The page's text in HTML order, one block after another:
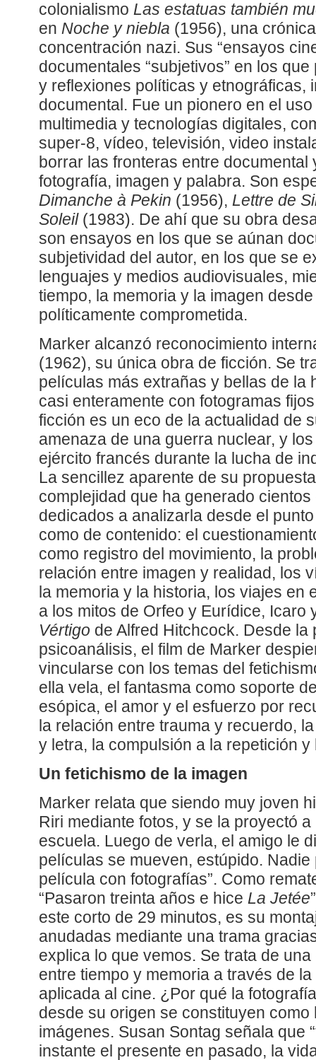
colonialismo Las estatuas también
en Noche y niebla (1956), una
concentración nazi. Sus “ensayos
documentales “subjetivos” en los
y reflexiones políticas y etnográficas,
documental. Fue un pionero en el
multimedia y tecnologías digitales,
super-8, vídeo, televisión, video
borrar las fronteras entre documental
fotografía, imagen y palabra. Son
Dimanche à Pekin (1956), Lettre de
Soleil(1983). De ahí que su obra
son ensayos en los que se aúnan
subjetividad del autor, en los que se
lenguajes y medios audiovisuales,
tiempo, la memoria y la imagen
políticamente comprometida.
Marker alcanzó reconocimiento
(1962), su única obra de ficción. Se
películas más extrañas y bellas de la
casi enteramente con fotogramas
ficción es un eco de la actualidad de
amenaza de una guerra nuclear, y
ejército francés durante la lucha de
La sencillez aparente de su
complejidad que ha generado
dedicados a analizarla desde el
como de contenido: el
como registro del movimiento, la
relación entre imagen y realidad, los
la memoria y la historia, los viajes en
a los mitos de Orfeo y Eurídice, Icaro
Vértigo de Alfred Hitchcock. Desde la
psicoanálisis, el film de Marker
vincularse con los temas del
ella vela, el fantasma como soporte
esópica, el amor y el esfuerzo por
la relación entre trauma y recuerdo,
y letra, la compulsión a la repetición
Un fetichismo de la imagen
Marker relata que siendo muy joven
Riri mediante fotos, y se la proyectó
escuela. Luego de verla, el amigo le
películas se mueven, estúpido.
película con fotografías”. Como
“Pasaron treinta años e hice La Jetée
este corto de 29 minutos, es su
anudadas mediante una trama
explica lo que vemos. Se trata de
entre tiempo y memoria a través de
aplicada al cine. ¿Por qué la
desde su origen se constituyen
imágenes. Susan Sontag señala que
instante el presente en pasado, la